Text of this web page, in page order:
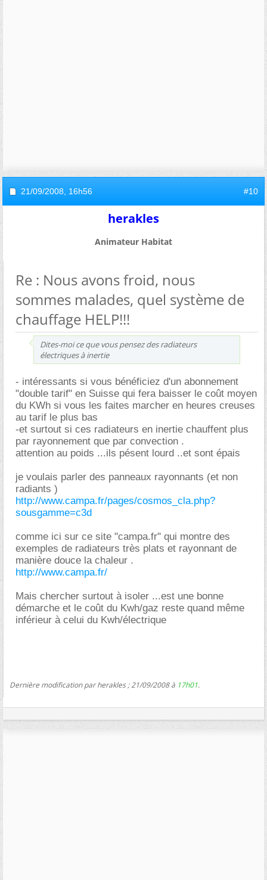
21/09/2008, 16h56 #10
herakles
Animateur Habitat
Re : Nous avons froid, nous
sommes malades, quel système de
chauffage HELP!!!
Dites-moi ce que vous pensez des radiateurs
électriques à inertie
- intéressants si vous bénéficiez d'un abonnement
"double tarif" en Suisse qui fera baisser le coût moyen
du KWh si vous les faites marcher en heures creuses
au tarif le plus bas
-et surtout si ces radiateurs en inertie chauffent plus
par rayonnement que par convection .
attention au poids ...ils pésent lourd ..et sont épais
je voulais parler des panneaux rayonnants (et non
radiants )
http://www.campa.fr/pages/cosmos_cla.php?
sousgamme=c3d
comme ici sur ce site "campa.fr" qui montre des
exemples de radiateurs très plats et rayonnant de
manière douce la chaleur .
http://www.campa.fr/
Mais chercher surtout à isoler ...est une bonne
démarche et le coût du Kwh/gaz reste quand même
inférieur à celui du Kwh/électrique
Dernière modification par herakles ; 21/09/2008 à 17h01.